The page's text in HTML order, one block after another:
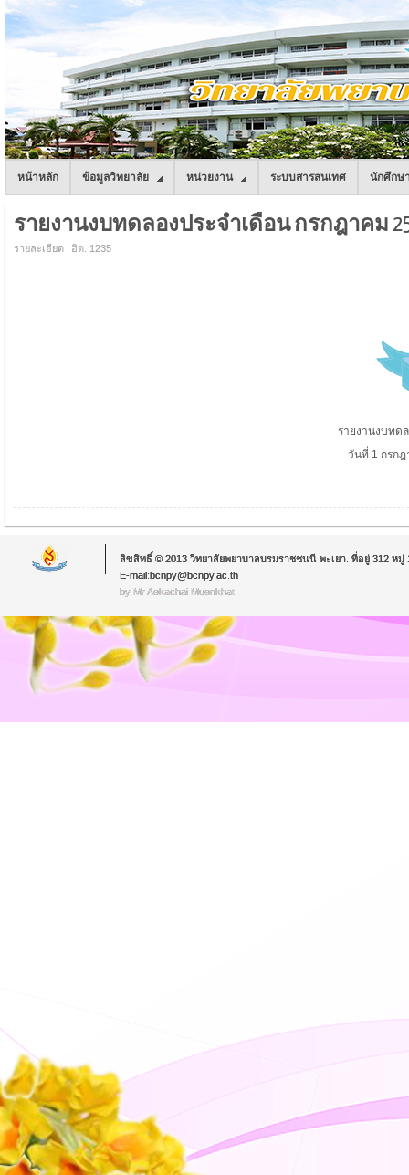
หน้าหลัก ข้อมูลวิทยาลัย หน่วยงาน ระบบสารสนเทศ นักศึกษ
รายงานงบทดลองประจำเดือน กรกฎาคม
รายละเอียด ฮิต: 1235
รายงานงบทด
วันที่ 1 กรก
ลิขสิทธิ์ © 2013 วิทยาลัยพยาบาลบรมราชชนนี พะเยา. ที่อยู่ 312 หมู่
E-mail:bcnpy@bcnpy.ac.th
by Mr.Aekachai Muenkhat